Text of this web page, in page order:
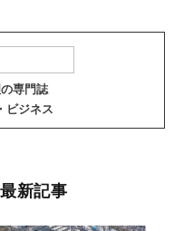
専門誌
ビジネス
新記事